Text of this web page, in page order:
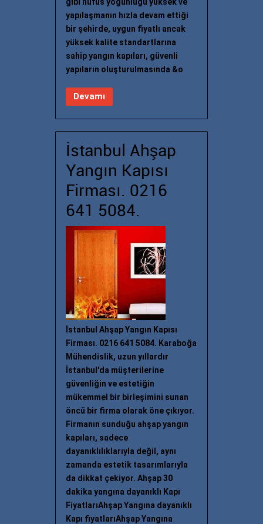
gibi nüfus yoğunluğu yüksek ve
yapılaşmanın hızla devam ettiği
bir şehirde, uygun fiyatlı ancak
yüksek kalite standartlarına
sahip yangın kapıları, güvenli
yapıların oluşturulmasında &o
Devamı
İstanbul Ahşap
Yangın Kapısı
Firması. 0216
641 5084.
İstanbul Ahşap Yangın Kapısı
Firması. 0216 641 5084. Karaboğa
Mühendislik, uzun yıllardır
İstanbul'da müşterilerine
güvenliğin ve estetiğin
mükemmel bir birleşimini sunan
öncü bir firma olarak öne çıkıyor.
Firmanın sunduğu ahşap yangın
kapıları, sadece
dayanıklılıklarıyla değil, aynı
zamanda estetik tasarımlarıyla
da dikkat çekiyor. Ahşap 30
dakika yangına dayanıklı Kapı
FiyatlarıAhşap Yangına dayanıklı
Kapı fiyatlarıAhşap Yangına